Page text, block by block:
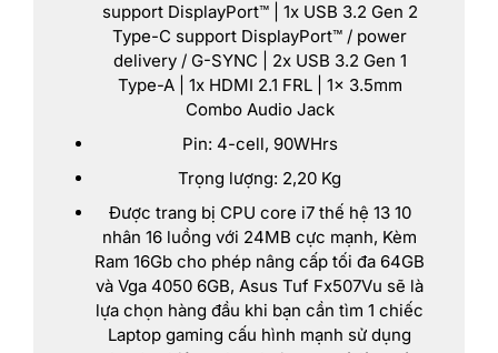
support DisplayPort™ | 1x USB 3.2 Gen 2
Type-C support DisplayPort™ / power
delivery / G-SYNC | 2x USB 3.2 Gen 1
Type-A | 1x HDMI 2.1 FRL | 1x 3.5mm
Combo Audio Jack
Pin: 4-cell, 90WHrs
Trọng lượng: 2,20 Kg
Được trang bị CPU core i7 thế hệ 13 10
nhân 16 luồng với 24MB cực mạnh, Kèm
Ram 16Gb cho phép nâng cấp tối đa 64GB
và Vga 4050 6GB, Asus Tuf Fx507Vu sẽ là
lựa chọn hàng đầu khi bạn cần tìm 1 chiếc
Laptop gaming cấu hình mạnh sử dụng